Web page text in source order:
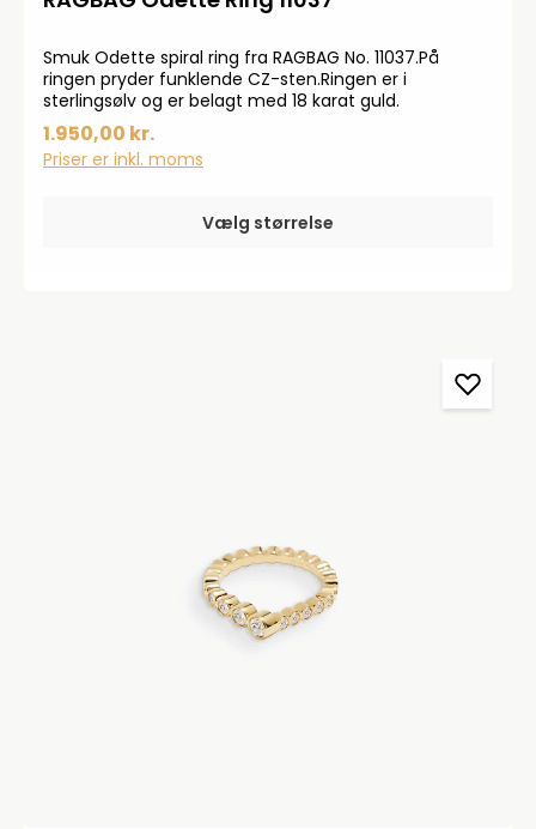
Smuk Odette spiral ring fra RAGBAG No. 11037.På
ringen pryder funklende CZ-sten.Ringen er i
sterlingsølv og er belagt med 18 karat guld.
1.950,00 kr.
Priser er inkl. moms
Vælg størrelse